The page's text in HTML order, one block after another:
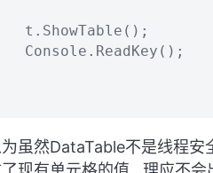
t.ShowTable();
Console.ReadKey();
虽然DataTable不是线程